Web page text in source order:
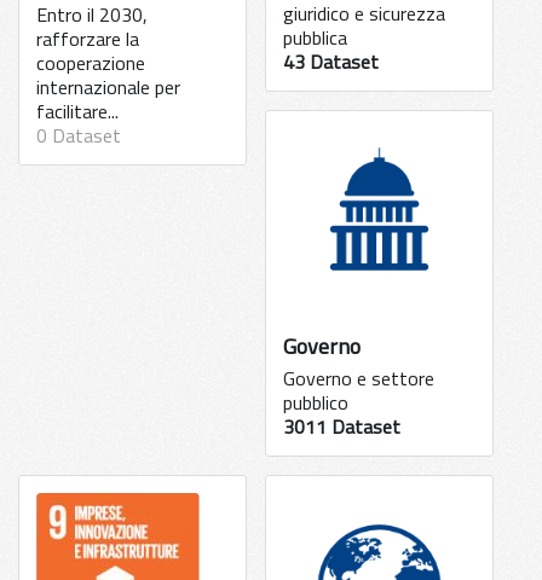
Entro il 2030,
rafforzare la
cooperazione
internazionale per
facilitare...
0 Dataset
giuridico e sicurezza
pubblica
43 Dataset
Governo
Governo e settore
pubblico
3011 Dataset